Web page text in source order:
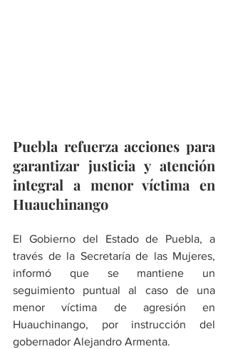
Puebla refuerza acciones para
garantizar justicia y atención
integral a menor víctima en
Huauchinango
El Gobierno del Estado de Puebla, a
través de la Secretaría de las Mujeres,
informó que se mantiene un
seguimiento puntual al caso de una
menor víctima de agresión en
Huauchinango, por instrucción del
gobernador Alejandro Armenta.